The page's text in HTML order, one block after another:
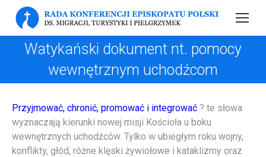
Watykański dokument nt. pomocy
wewnętrznym uchodźcom
Przyjmować, chronić, promować i integrować ? te słowa
wyznaczają kierunki nowej misji Kościoła u boku
wewnętrznych uchodźców. Tylko w ubiegłym roku wojny,
konflikty, głód, różne klęski żywiołowe i kataklizmy oraz